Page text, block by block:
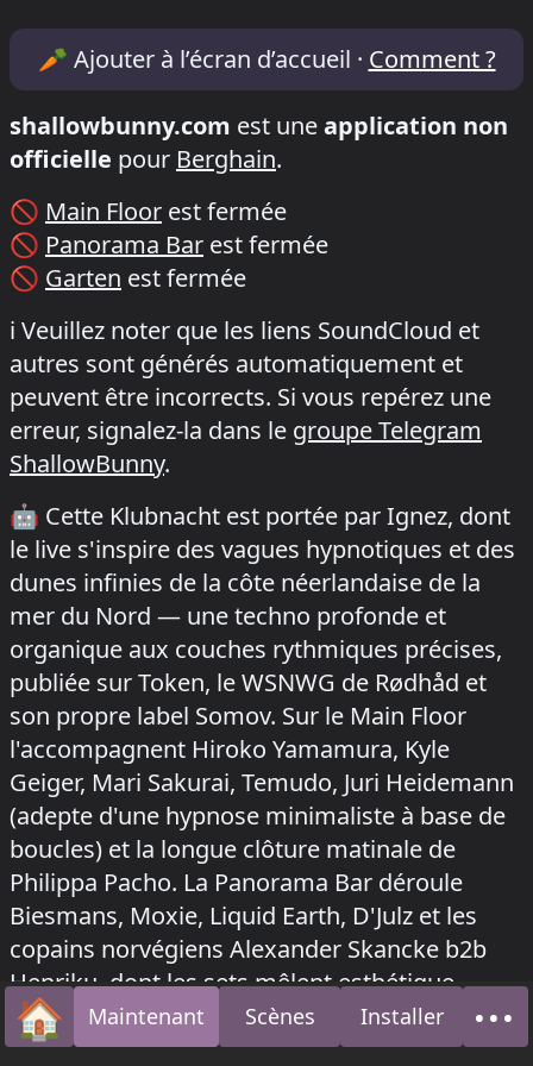
Lineup & Timetable for Klubnacht /
🥕 Ajouter à l’écran d’accueil · Comment ?
shallowbunny.com est uneapplication non
officielle pour Berghain.
🚫 Main Floor est fermée
🚫 Panorama Bar est fermée
🚫 Garten est fermée
ℹ️ Veuillez noter que les liens SoundCloud et
autres sont générés automatiquement et
peuvent être incorrects. Si vous repérez une
erreur, signalez-la dans le groupe Telegram
ShallowBunny.
🤖 Cette Klubnacht est portée par Ignez, dont
le live s'inspire des vagues hypnotiques et des
dunes infinies de la côte néerlandaise de la
mer du Nord — une techno profonde et
organique aux couches rythmiques précises,
publiée sur Token, le WSNWG de Rødhåd et
son propre label Somov. Sur le Main Floor
l'accompagnent Hiroko Yamamura, Kyle
Geiger, Mari Sakurai, Temudo, Juri Heidemann
(adepte d'une hypnose minimaliste à base de
boucles) et la longue clôture matinale de
Philippa Pacho. La Panorama Bar déroule
Biesmans, Moxie, Liquid Earth, D'Julz et les
copains norvégiens Alexander Skancke b2b
Henriku, dont les sets mêlent esthétique
queer, tech-house minimaliste et clins d'œil
aux 90s (son label Howdy vient de sortir des
🏠AccueilMaintenant Scènes Installer •••
À